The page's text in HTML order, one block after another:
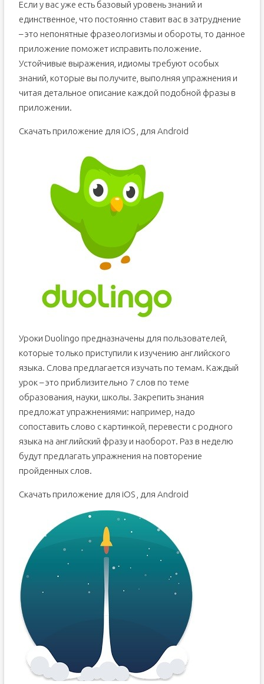
Если у вас уже есть базовый уровень знаний и
единственное, что постоянно ставит вас в затруднение
– это непонятные фразеологизмы и обороты, то данное
приложение поможет исправить положение.
Устойчивые выражения, идиомы требуют особых
знаний, которые вы получите, выполняя упражнения и
читая детальное описание каждой подобной фразы в
приложении.
Скачать приложение для iOS , для Android
Уроки Duolingo предназначены для пользователей,
которые только приступили к изучению английского
языка. Слова предлагается изучать по темам. Каждый
урок – это приблизительно 7 слов по теме
образования, науки, школы. Закрепить знания
предложат упражнениями: например, надо
сопоставить слово с картинкой, перевести с родного
языка на английский фразу и наоборот. Раз в неделю
будут предлагать упражнения на повторение
пройденных слов.
Скачать приложение для iOS , для Android